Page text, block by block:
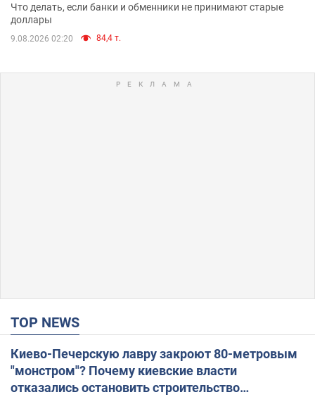
Что делать, если банки и обменники не принимают старые
доллары
9.08.2026 02:20 84,4 т.
TOP NEWS
Киево-Печерскую лавру закроют 80-метровым
"монстром"? Почему киевские власти
отказались остановить строительство